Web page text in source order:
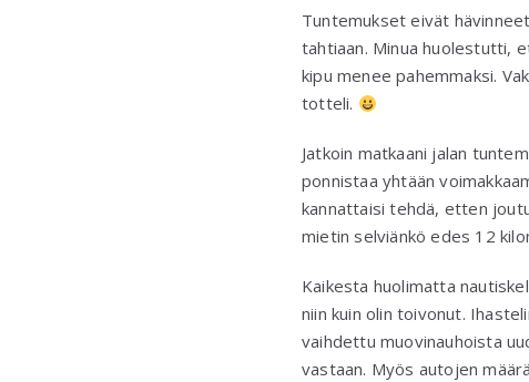
Tuntemukset eivät
tahtiaan. Minua huolestutti,
kipu menee pahemmaksi.
totteli.
Jatkoin matkaani jalan
ponnistaa yhtään
kannattaisi tehdä, etten
mietin selviänkö edes 12
Kaikesta huolimatta
niin kuin olin toivonut.
vaihdettu muovinauhoista
vastaan. Myös autojen